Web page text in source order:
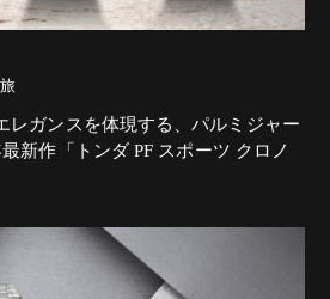
レガンスを体現する、パルミジャー
新作「トンダ PF スポーツ クロノ